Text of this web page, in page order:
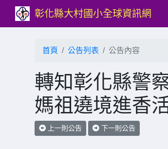
彰化縣大村國小全球資訊網
首頁 公告列表 公告內容
轉知彰化縣警
媽祖遶境進香
上一則公告 下一則公告